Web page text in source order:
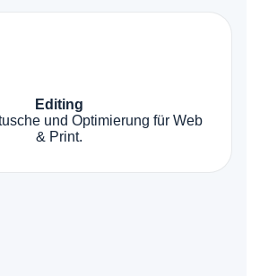
Editing
und Optimierung für Web
& Print.